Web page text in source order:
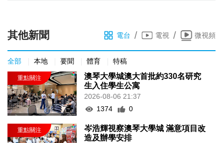
其他新聞 電台 / 電視 / 微視頻
全部 本地 要聞 體育 特稿
澳琴大學城澳大首批約330名研究
生入住學生公寓
2026-08-06 21:37
1374
0
岑浩輝視察澳琴大學城 滿意項目改
造及辦學安排